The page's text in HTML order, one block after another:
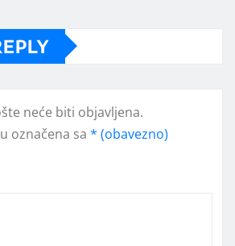
neće biti objavljena.
označena sa * (obavezno)